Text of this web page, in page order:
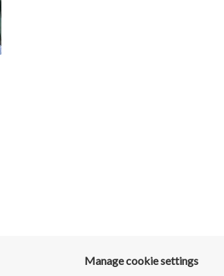
Manage cookie settings